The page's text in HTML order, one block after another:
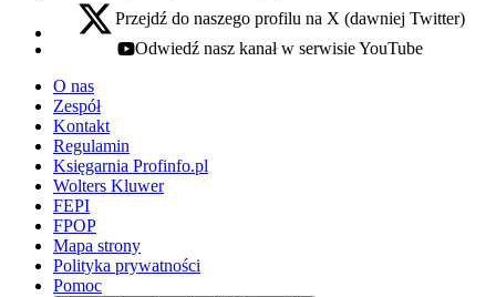
x - otwiera się w nowej karcie
Przejdź do naszego profilu na X (dawniej Twitter)
youtube - otwiera się w nowej karcie
Odwiedź nasz kanał w serwisie YouTube
O nas
Zespół
Kontakt
Regulamin
Księgarnia Profinfo.pl
Wolters Kluwer
FEPI
FPOP
Mapa strony
Polityka prywatności
Pomoc